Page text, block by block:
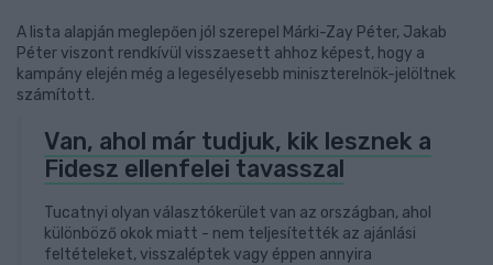
A lista alapján meglepően jól szerepel Márki-Zay Péter, Jakab
Péter viszont rendkívül visszaesett ahhoz képest, hogy a
kampány elején még a legesélyesebb miniszterelnök-jelöltnek
számított.
Van, ahol már tudjuk, kik lesznek a
Fidesz ellenfelei tavasszal
Tucatnyi olyan választókerület van az országban, ahol
különböző okok miatt - nem teljesítették az ajánlási
feltételeket, visszaléptek vagy éppen annyira